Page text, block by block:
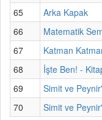
65
Arka Kapak
66
Matematik
67
Katman
68
İşte Ben! -
69
Simit ve
70
Simit ve